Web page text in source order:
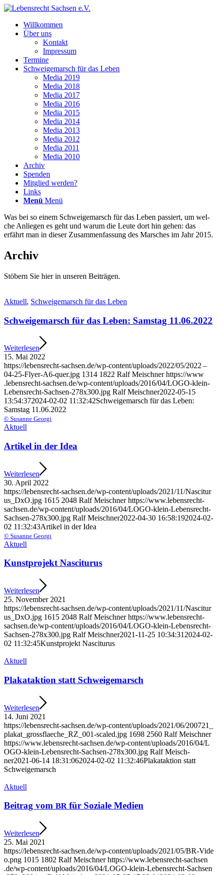
Will­kom­men
Über uns
Kon­takt
Impres­sum
Ter­mi­ne
Schwei­ge­marsch für das Leben
Media 2019
Media 2018
Media 2017
Media 2016
Media 2015
Media 2014
Media 2013
Media 2012
Media 2011
Media 2010
Archiv
Spen­den
Mit­glied werden?
Links
Menü Menü
Was bei so einem Schwei­ge­marsch für das Leben pas­siert, um wel­
che Anlie­gen es geht und war­um die Leu­te dort hin gehen: das
erfährt man in die­ser Zusam­men­fas­sung des Mar­sches im Jahr 2015.
Archiv
Stö­bern Sie hier in unse­ren Beiträgen.
Aktu­ell, Schwei­ge­marsch für das Leben
Schwei­ge­marsch für das Leben: Sams­tag 11.06.2022
Wei­ter­le­sen
15. Mai 2022
https://​lebens​recht​-sach​sen​.de/​w​p​-​c​o​n​t​e​n​t​/​u​p​l​o​a​d​s​/​2​0​2​2​/​0​5​/​2​022 –
04-25-Flyer-A6-quer.jpg 1314 1822 Ralf Mei­sch­ner https://​www​
.lebens​recht​-sach​sen​.de/​w​p​-​c​o​n​t​e​n​t​/​u​p​l​o​a​d​s​/​2​0​1​6​/​0​4​/​L​O​G​O​-​k​l​e​i​n​-​
L​e​b​e​n​s​r​e​c​h​t​-​S​a​c​h​s​e​n​-​2​7​8​x​3​0​0​.​jpg Ralf Mei­sch­ner2022-05-15
13:54:372024-02-02 11:32:42Schwei­ge­marsch für das Leben:
Sams­tag 11.06.2022
© Susan­ne Georgi
Aktu­ell
Arti­kel in der Idea
Wei­ter­le­sen
30. April 2022
https://​lebens​recht​-sach​sen​.de/​w​p​-​c​o​n​t​e​n​t​/​u​p​l​o​a​d​s​/​2​0​2​1​/​1​1​/​N​a​s​c​i​t​u​r​
u​s​_​D​x​O​.​jpg 1615 2048 Ralf Mei­sch­ner https://​www​.lebens​recht​-
sach​sen​.de/​w​p​-​c​o​n​t​e​n​t​/​u​p​l​o​a​d​s​/​2​0​1​6​/​0​4​/​L​O​G​O​-​k​l​e​i​n​-​L​e​b​e​n​s​r​e​c​h​t​-​
S​a​c​h​s​e​n​-​2​7​8​x​3​0​0​.​jpg Ralf Mei­sch­ner2022-04-30 16:58:192024-02-
02 11:32:43Arti­kel in der Idea
© Susan­ne Georgi
Aktu­ell
Kunst­pro­jekt Nasciturus
Wei­ter­le­sen
25. Novem­ber 2021
https://​lebens​recht​-sach​sen​.de/​w​p​-​c​o​n​t​e​n​t​/​u​p​l​o​a​d​s​/​2​0​2​1​/​1​1​/​N​a​s​c​i​t​u​r​
u​s​_​D​x​O​.​jpg 1615 2048 Ralf Mei­sch­ner https://​www​.lebens​recht​-
sach​sen​.de/​w​p​-​c​o​n​t​e​n​t​/​u​p​l​o​a​d​s​/​2​0​1​6​/​0​4​/​L​O​G​O​-​k​l​e​i​n​-​L​e​b​e​n​s​r​e​c​h​t​-​
S​a​c​h​s​e​n​-​2​7​8​x​3​0​0​.​jpg Ralf Mei­sch­ner2021-11-25 10:34:31 2024-02-
02 11:32:45Kunst­pro­jekt Nasciturus
Aktu­ell
Pla­kat­ak­ti­on statt Schweigemarsch
Wei­ter­le­sen
14. Juni 2021
https://​lebens​recht​-sach​sen​.de/​w​p​-​c​o​n​t​e​n​t​/​u​p​l​o​a​d​s​/​2​0​2​1​/​0​6​/​2​0​0​7​2​1​_​
p​l​a​k​a​t​_​g​r​o​s​s​f​l​a​e​c​h​e​_​R​Z​_​0​0​1​-​s​c​a​l​e​d​.​jpg 1698 2560 Ralf Mei­sch­ner
https://​www​.lebens​recht​-sach​sen​.de/​w​p​-​c​o​n​t​e​n​t​/​u​p​l​o​a​d​s​/​2​0​1​6​/​0​4​/​L​
O​G​O​-​k​l​e​i​n​-​L​e​b​e​n​s​r​e​c​h​t​-​S​a​c​h​s​e​n​-​2​7​8​x​3​0​0​.​jpg Ralf Mei­sch­
ner2021-06-14 18:31:062024-02-02 11:32:46Pla­kat­ak­ti­on statt
Schweigemarsch
Aktu­ell
Bei­trag vom BRfür Sozia­le Medien
Wei­ter­le­sen
25. Mai 2021
https://​lebens​recht​-sach​sen​.de/​w​p​-​c​o​n​t​e​n​t​/​u​p​l​o​a​d​s​/​2​0​2​1​/​0​5​/​B​R​-​V​i​d​e​
o​.​png 1015 1802 Ralf Mei­sch­ner https://​www​.lebens​recht​-sach​sen​
.de/​w​p​-​c​o​n​t​e​n​t​/​u​p​l​o​a​d​s​/​2​0​1​6​/​0​4​/​L​O​G​O​-​k​l​e​i​n​-​L​e​b​e​n​s​r​e​c​h​t​-​S​a​c​h​s​e​n​